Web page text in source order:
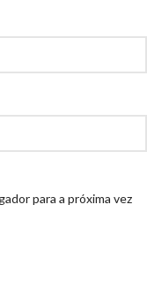
para a próxima vez